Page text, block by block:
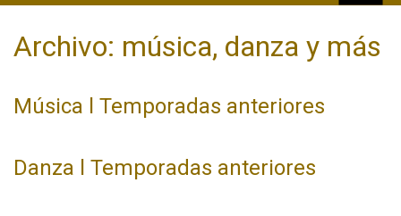
Archivo: música, danza y más
Música l Temporadas anteriores
Danza l Temporadas anteriores
s
a